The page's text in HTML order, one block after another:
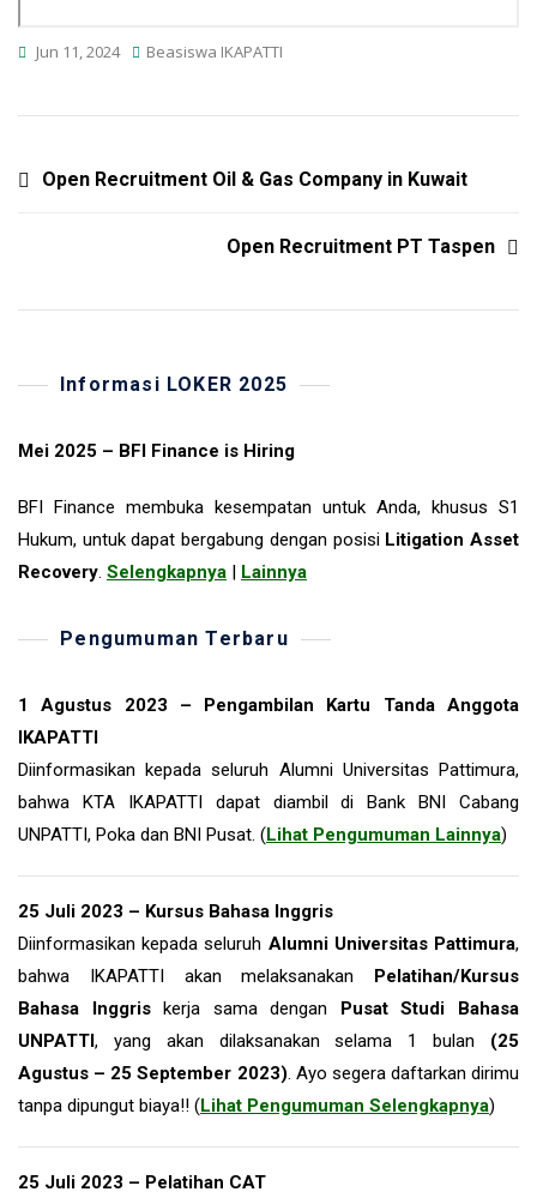
Jun 11, 2024 Beasiswa IKAPATTI
Navigasi
Open Recruitment Oil & Gas Company in Kuwait
Open Recruitment PT Taspen
Informasi LOKER 2025
Mei 2025 – BFI Finance is Hiring
BFI Finance membuka kesempatan untuk Anda, khusus S1
Hukum, untuk dapat bergabung dengan posisi Litigation Asset
Recovery. Selengkapnya | Lainnya
Pengumuman Terbaru
1 Agustus 2023 – Pengambilan Kartu Tanda Anggota
IKAPATTI
Diinformasikan kepada seluruh Alumni Universitas Pattimura,
bahwa KTA IKAPATTI dapat diambil di Bank BNI Cabang
UNPATTI, Poka dan BNI Pusat. (Lihat Pengumuman Lainnya)
25 Juli 2023 – Kursus Bahasa Inggris
Diinformasikan kepada seluruh Alumni Universitas Pattimura,
bahwa IKAPATTI akan melaksanakan Pelatihan/Kursus
Bahasa Inggriskerja sama dengan Pusat Studi Bahasa
UNPATTI, yang akan dilaksanakan selama 1 bulan (25
Agustus – 25 September 2023). Ayo segera daftarkan dirimu
tanpa dipungut biaya!! (Lihat Pengumuman Selengkapnya)
25 Juli 2023 – Pelatihan CAT